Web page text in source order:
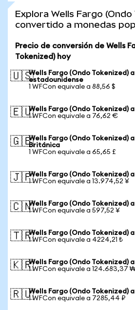
Explora Wells Fargo (Ondo
convertido a monedas
Precio de conversión de Wells
Tokenized) hoy
🇺🇸Wells Fargo (Ondo Tokenized)
estadounidense
1 WFCon equivale a 88,56 $
🇪🇺Wells Fargo (Ondo Tokenized)
1 WFCon equivale a 76,62 €
🇬🇧Wells Fargo (Ondo Tokenized)
Británica
1 WFCon equivale a 65,65 £
🇯🇵Wells Fargo (Ondo Tokenized)
1 WFCon equivale a 13.974,52 ¥
🇨🇳Wells Fargo (Ondo Tokenized)
1 WFCon equivale a 597,52 ¥
🇹🇷Wells Fargo (Ondo Tokenized)
1 WFCon equivale a 4224,21 ₺
🇰🇷Wells Fargo (Ondo Tokenized)
1 WFCon equivale a 124.683,37
🇷🇺Wells Fargo (Ondo Tokenized)
1 WFCon equivale a 7285,44 ₽